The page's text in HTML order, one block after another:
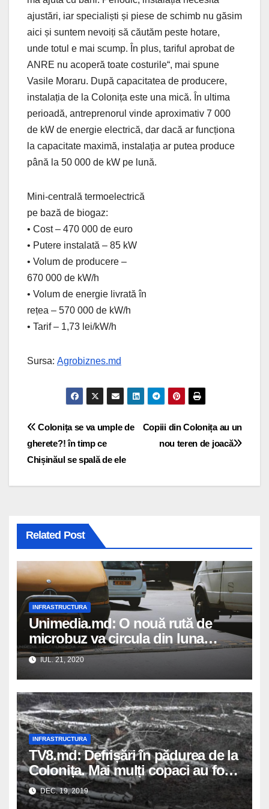
ajustări, iar specialiști și piese de schimb nu găsim
aici și suntem nevoiți să căutăm peste hotare,
unde totul e mai scump. În plus, tariful aprobat de
ANRE nu acoperă toate costurile“, mai spune
Vasile Moraru. După capacitatea de producere,
instalația de la Colonița este una mică. În ultima
perioadă, antreprenorul vinde aproximativ 7 000
de kW de energie electrică, dar dacă ar funcționa
la capacitate maximă, instalația ar putea produce
până la 50 000 de kW pe lună.
Mini-centrală termoelectrică
pe bază de biogaz:
• Cost – 470 000 de euro
• Putere instalată – 85 kW
• Volum de producere –
670 000 de kW/h
• Volum de energie livrată în
rețea – 570 000 de kW/h
• Tarif – 1,73 lei/kW/h
Sursa: Agrobiznes.md
Navigare
în
Copiii din Colonița au un
nou teren de joacă
Colonița se va umple de
gherete?! în timp ce
Chișinăul se spală de ele
Related Post
INFRASTRUCTURA
Unimedia.md: O nouă rută de
microbuz va circula din luna
august în satul Colonița
IUL. 21, 2020
INFRASTRUCTURA
TV8.md: Defrișări în pădurea de la
Colonița. Mai mulți copaci au fost
tăiați. Motivul
DEC. 19, 2019